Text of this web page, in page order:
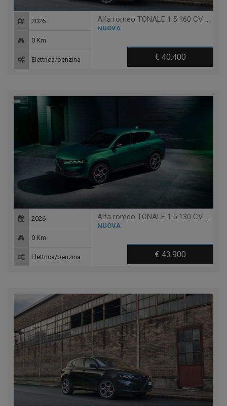
Alfa romeo TONALE 1.5 160 CV MHEV TCT7 SPRINT
NUOVA
€ 40.400
2026
0 Km
Elettrica/benzina
Alfa romeo TONALE 1.5 130 CV MHEV TCT7 VELOCE
NUOVA
€ 43.900
2026
0 Km
Elettrica/benzina